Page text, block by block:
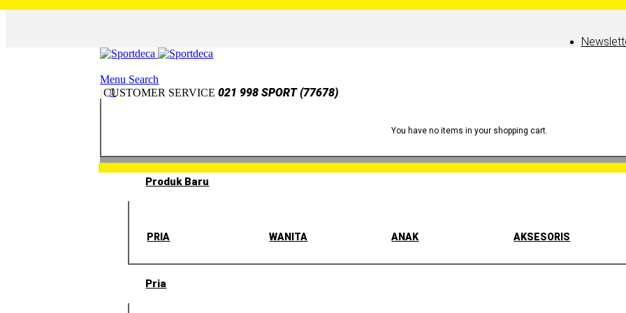
CUSTOMER SERVICE021 998 SPORT (77678)
Menu Search
0
You have no items in your shopping cart.
Produk Baru
PRIA WANITA ANAK AKSESORIS
Pria